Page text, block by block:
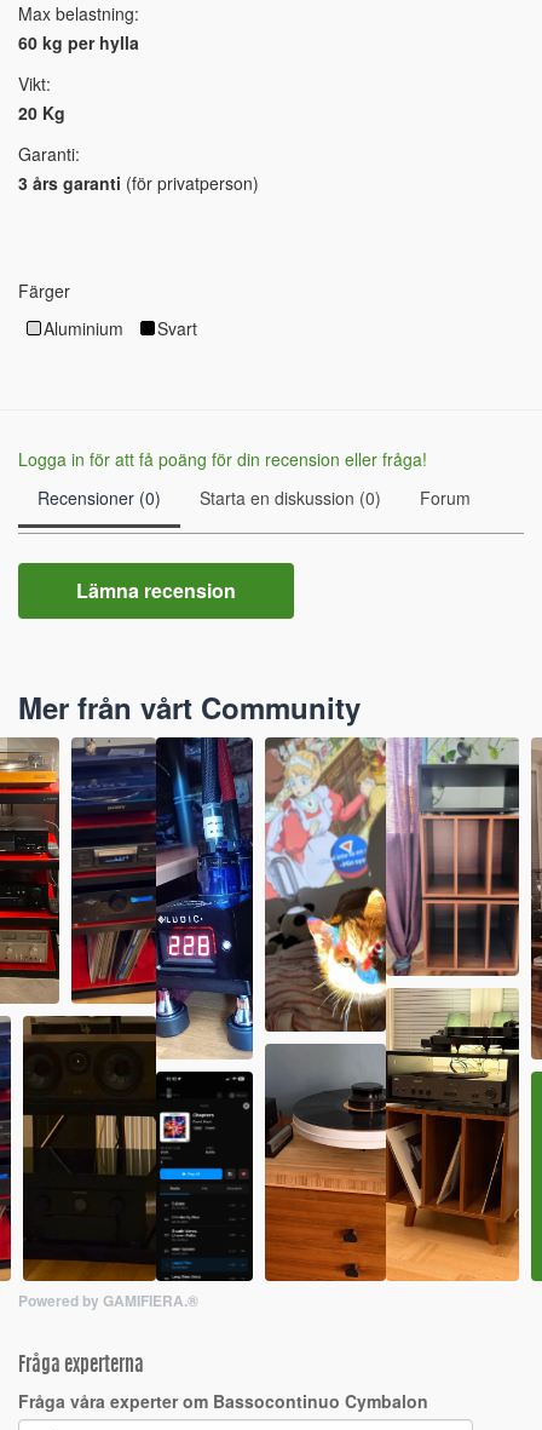
Max belastning:
60 kg per hylla
Vikt:
20 Kg
Garanti:
3 års garanti (för privatperson)
Färger
Aluminium
Svart
Logga in för att få poäng för din recension eller fråga!
Recensioner (0)
Starta en diskussion (0) Forum
Lämna recension
Mer från vårt Community
Powered by GAMIFIERA.®
Fråga experterna
Fråga våra experter om Bassocontinuo Cymbalon